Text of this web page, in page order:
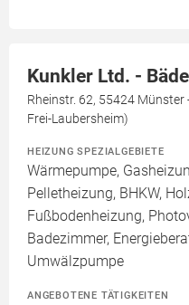
Kunkler Ltd. -
Rheinstr. 62, 55424
Frei-Laubersheim)
HEIZUNG SPEZIALGEBIETE
Wärmepumpe,
Pelletheizung, BHKW,
Fußbodenheizung,
Badezimmer,
Umwälzpumpe
ANGEBOTENE TÄTIGKEITEN